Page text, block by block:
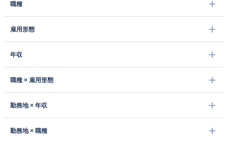
職種
雇用形態
年収
職種 × 雇用形態
勤務地 × 年収
勤務地 × 職種